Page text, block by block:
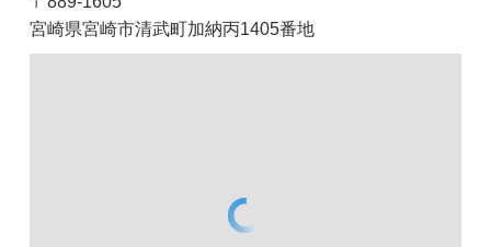
宮崎県宮崎市清武町加納丙1405番地